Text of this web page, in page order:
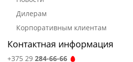
Дилерам
Корпоративным клиентам
Контактная информация
+375 29 284-66-66